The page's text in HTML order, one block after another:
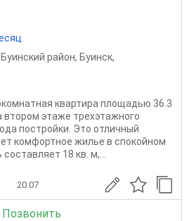
Буинский район, Буинск,
квартира площадью 36.3
втором этаже трехэтажного
постройки. Это отличный
комфортное жилье в спокойном
18 кв. м,...
20.07
Позвонить